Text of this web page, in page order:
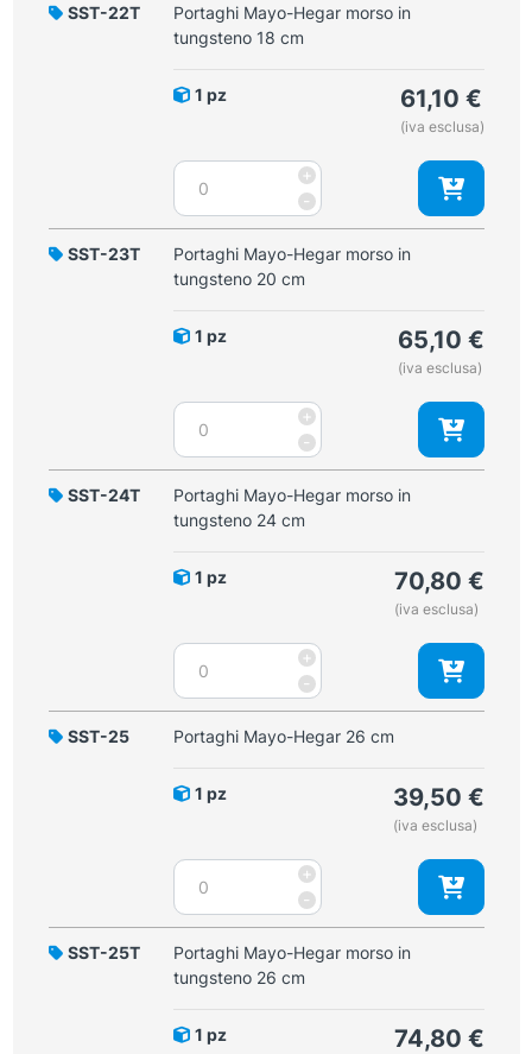
morso
in
cm
SST-22T
Portaghi Mayo-Hegar morso in
tungsteno 18 cm
1 pz 61,10 €
(iva esclusa)
-
Portaghi
Mayo-
Hegar
morso
in
cm
+
SST-23T
Portaghi Mayo-Hegar morso in
tungsteno 20 cm
1 pz 65,10 €
(iva esclusa)
-
Portaghi
Mayo-
Hegar
morso
in
cm
+
SST-24T
Portaghi Mayo-Hegar morso in
tungsteno 24 cm
1 pz 70,80 €
(iva esclusa)
-
Portaghi
Mayo-
Hegar
morso
24
+
SST-25 Portaghi Mayo-Hegar 26 cm
1 pz 39,50 €
(iva esclusa)
-
Portaghi
Mayo-
Hegar
26
cm
+
SST-25T
Portaghi Mayo-Hegar morso in
tungsteno 26 cm
1 pz 74,80 €